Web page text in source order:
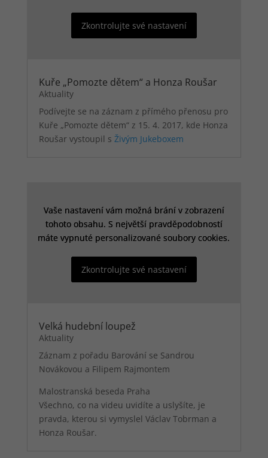
Zkontrolujte své nastavení
Zkontrolujte své nastavení
Kuře „Pomozte dětem“ a Honza Roušar
Aktuality
Podívejte se na záznam z přímého přenosu pro
Kuře „Pomozte dětem“ z 15. 4. 2017, kde Honza
Roušar vystoupil s Živým Jukeboxem
Vaše nastavení vám možná brání v zobrazení
tohoto obsahu. S největší pravděpodobností
máte vypnuté personalizované soubory cookies.
Zkontrolujte své nastavení
Vaše nastavení vám možná brání v zobrazení
tohoto obsahu. S největší pravděpodobností
máte vypnuté personalizované soubory cookies.
Zkontrolujte své nastavení
Velká hudební loupež
Aktuality
Záznam z pořadu Barování se Sandrou
Novákovou a Filipem Rajmontem
Malostranská beseda Praha
Všechno, co na videu uvidíte a uslyšíte, je
pravda, kterou si vymyslel Václav Tobrman a
Honza Roušar.
mj. za
uchovávání
produktů v
oblíbených
(schránka),
působení
filtrů,
nákupní
Analytické
cookies
cookies nám
umožňují
měření
Jejich pomocí
počet návštěv
našich
internetových